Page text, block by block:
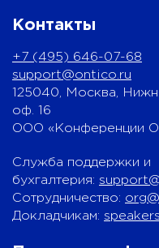
Контакты
+7 (495) 646-07-68
support@ontico.ru
125040, Москва,
оф. 16
ООО «Конференции
Служба поддержки и
бухгалтерия:
Сотрудничество:
Докладчикам: